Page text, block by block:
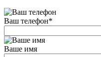
Ваш телефон*
Ваше имя